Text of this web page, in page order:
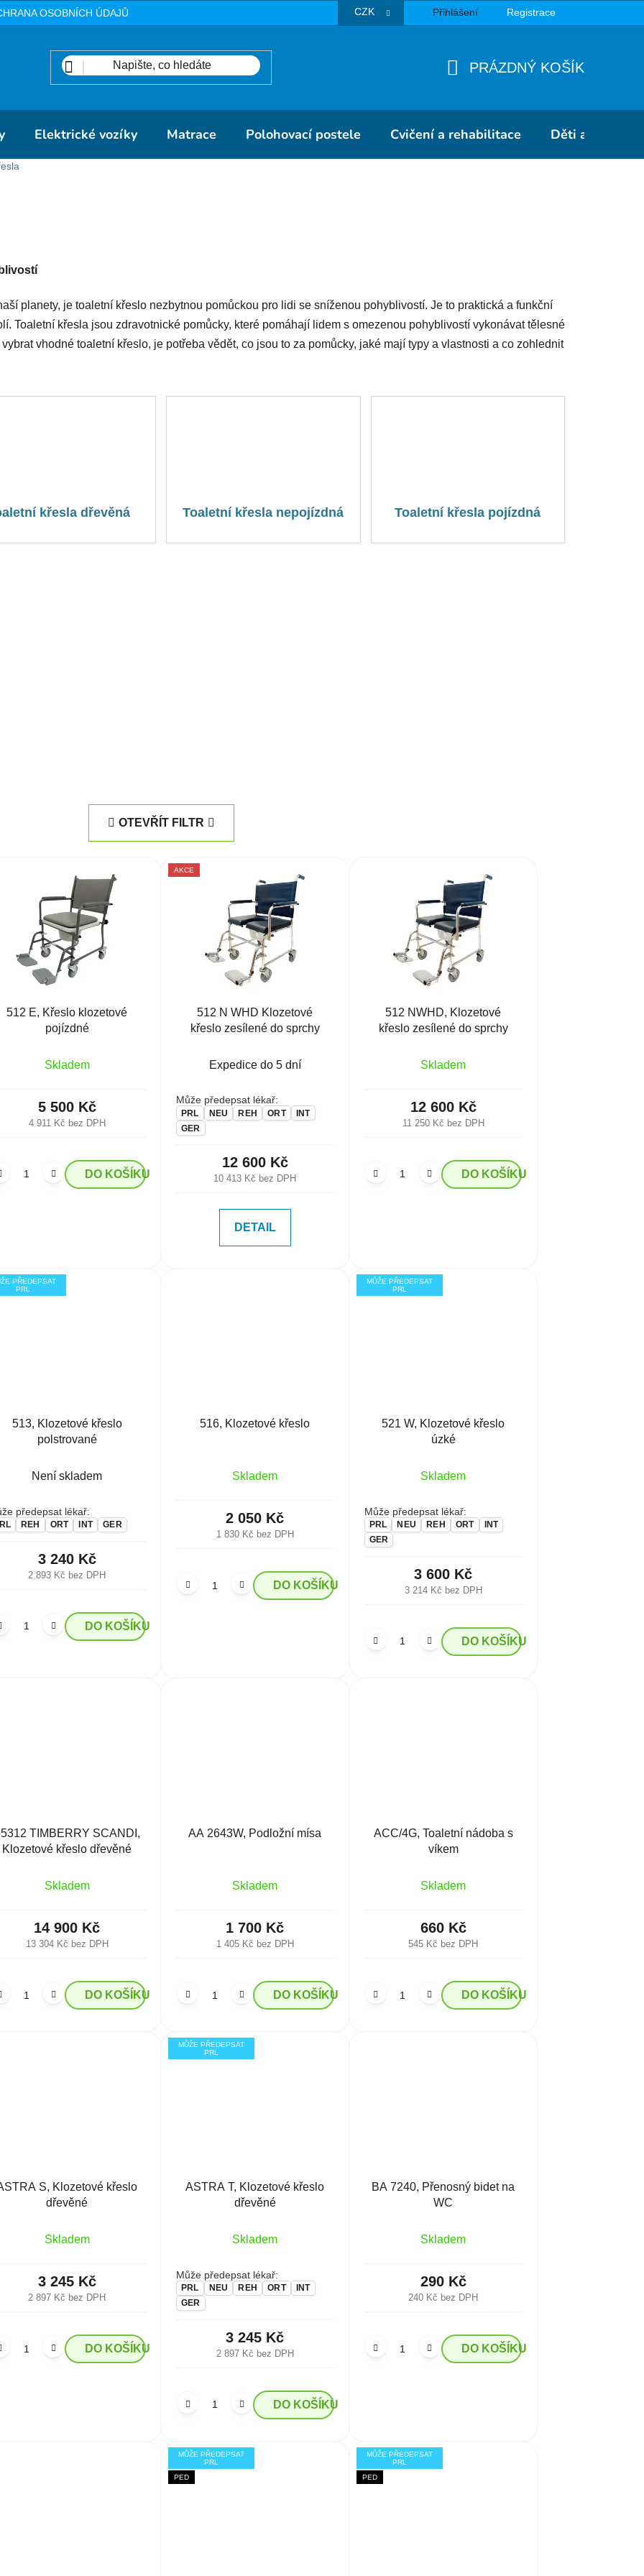
OSOBNÍCH ÚDAJŮ CZK Přihlášení Registrace
PRÁZDNÝ KOŠÍK
Elektrické vozíky Matrace Polohovací postele Cvičení a rehabilitace Děti a školky
planety, je toaletní křeslo nezbytnou pomůckou pro lidi se sníženou pohyblivostí. Je to praktická a funkční
Toaletní křesla jsou zdravotnické pomůcky, které pomáhají lidem s omezenou pohyblivostí vykonávat tělesné
vhodné toaletní křeslo, je potřeba vědět, co jsou to za pomůcky, jaké mají typy a vlastnosti a co zohlednit
křesla dřevěná Toaletní křesla nepojízdná Toaletní křesla pojízdná
OTEVŘÍT FILTR
512 E, Křeslo klozetové
pojízdné
Skladem
4 911 Kč bez DPH
5 500 Kč
DO KOŠÍKU
AKCE
512 N WHD Klozetové
křeslo zesílené do sprchy
Expedice do 5 dní
Může předepsat lékař:
PRL NEU REH ORT
INT
GER
10 413 Kč bez DPH
12 600 Kč
DETAIL
512 NWHD, Klozetové
křeslo zesílené do sprchy
Skladem
11 250 Kč bez DPH
12 600 Kč
DO KOŠÍKU
PŘEDEPSAT
PRL
513, Klozetové křeslo
polstrované
Není skladem
předepsat lékař:
REH ORT INT GER
2 893 Kč bez DPH
3 240 Kč
DO KOŠÍKU
516, Klozetové křeslo
Skladem
1 830 Kč bez DPH
2 050 Kč
DO KOŠÍKU
MŮŽE PŘEDEPSAT
PRL
521 W, Klozetové křeslo
úzké
Skladem
Může předepsat lékař:
PRL NEU REH ORT
INT
GER
3 214 Kč bez DPH
3 600 Kč
DO KOŠÍKU
TIMBERRY SCANDI,
Klozetové křeslo dřevěné
Skladem
13 304 Kč bez DPH
14 900 Kč
DO KOŠÍKU
AA 2643W, Podložní mísa
Skladem
1 405 Kč bez DPH
1 700 Kč
DO KOŠÍKU
ACC/4G, Toaletní nádoba s
víkem
Skladem
545 Kč bez DPH
660 Kč
DO KOŠÍKU
S, Klozetové křeslo
dřevěné
Skladem
2 897 Kč bez DPH
3 245 Kč
DO KOŠÍKU
MŮŽE PŘEDEPSAT
PRL
ASTRA T, Klozetové křeslo
dřevěné
Skladem
Může předepsat lékař:
PRL NEU REH ORT
INT
GER
2 897 Kč bez DPH
3 245 Kč
DO KOŠÍKU
BA 7240, Přenosný bidet na
WC
Skladem
240 Kč bez DPH
290 Kč
DO KOŠÍKU
MŮŽE PŘEDEPSAT
PRL
PED
MŮŽE PŘEDEPSAT
PRL
PED